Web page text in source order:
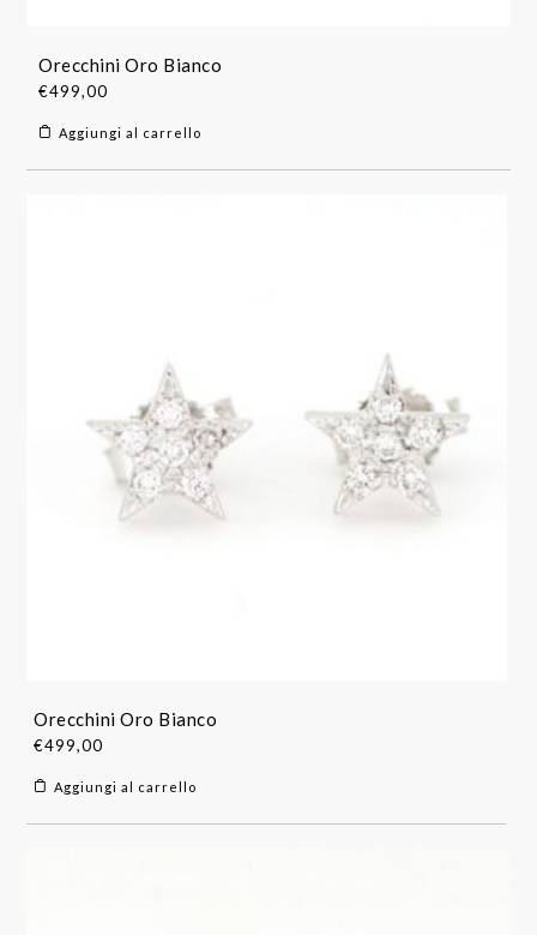
Orecchini Oro Bianco
€499,00
Aggiungi al carrello
Orecchini Oro Bianco
€499,00
Aggiungi al carrello